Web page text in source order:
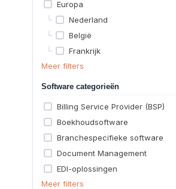
Europa
└ Nederland
└ België
└ Frankrijk
Meer filters
Software categorieën
Billing Service Provider (BSP)
Boekhoudsoftware
Branchespecifieke software
Document Management
EDI-oplossingen
Meer filters